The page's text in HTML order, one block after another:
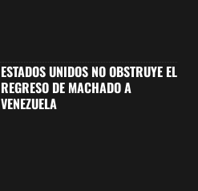
ESTADOS UNIDOS NO OBSTRUYE EL
REGRESO DE MACHADO A
VENEZUELA